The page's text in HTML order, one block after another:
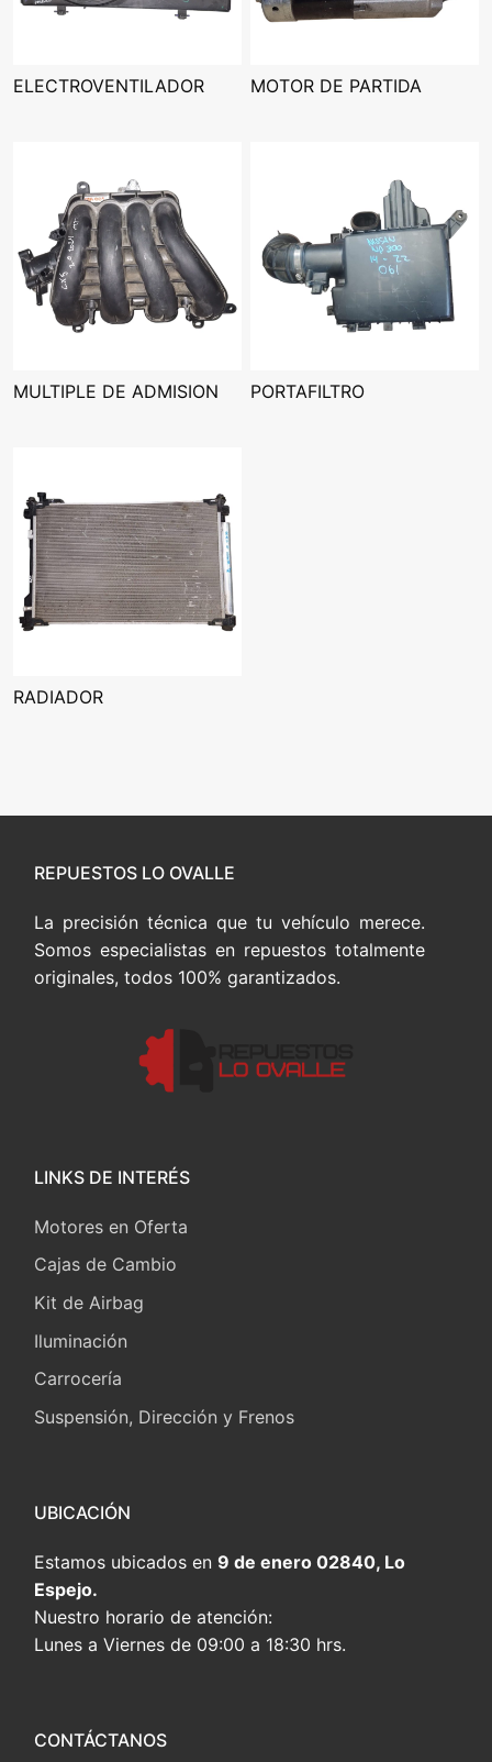
ELECTROVENTILADOR MOTOR DE PARTIDA
MULTIPLE DE ADMISION PORTAFILTRO
RADIADOR
REPUESTOS LO OVALLE
La precisión técnica que tu vehículo merece.
Somos especialistas en repuestos totalmente
originales, todos 100% garantizados.
LINKS DE INTERÉS
Motores en Oferta
Cajas de Cambio
Kit de Airbag
Iluminación
Carrocería
Suspensión, Dirección y Frenos
UBICACIÓN
Estamos ubicados en 9 de enero 02840, Lo
Espejo.
Nuestro horario de atención:
Lunes a Viernes de 09:00 a 18:30 hrs.
CONTÁCTANOS